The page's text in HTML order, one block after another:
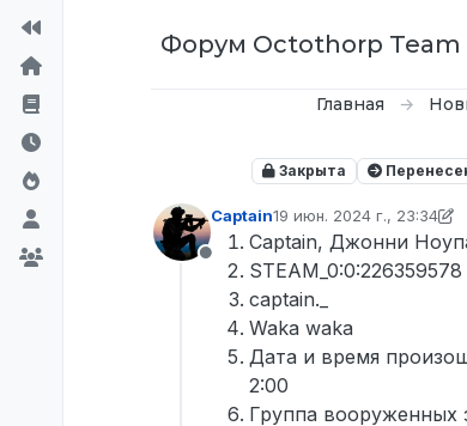
Форум Octothorp Team
Главная
Закрыта
Не в сети
Captain19 июн. 2024 г., 23:34
отредактировано Tekoy
Captain, Джонни
STEAM_0:0:226359578
captain._
Waka waka
Дата и время
2:00
Группа вооруженных